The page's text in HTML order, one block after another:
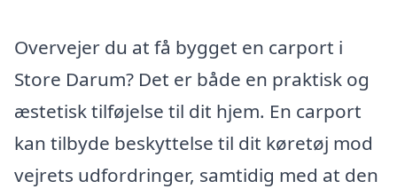
Overvejer du at få bygget en carport i
Store Darum? Det er både en praktisk og
æstetisk tilføjelse til dit hjem. En carport
kan tilbyde beskyttelse til dit køretøj mod
vejrets udfordringer, samtidig med at den